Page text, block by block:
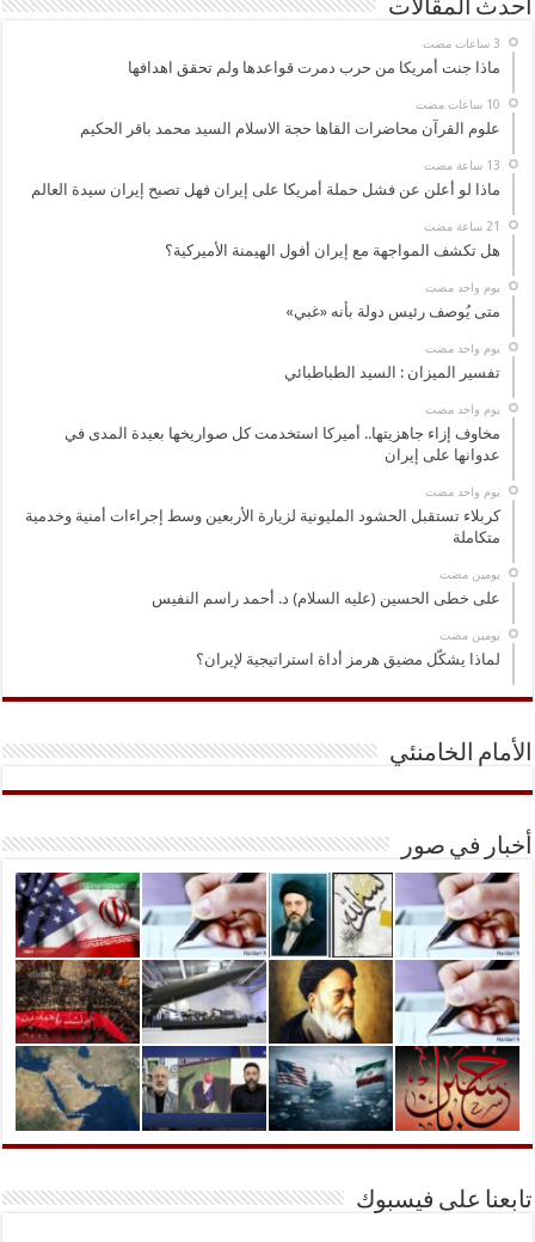
أحدث المقالات
ماذا جنت أمريكا من حرب دمرت قواعدها ولم تحقق اهدافها
علوم القرآن محاضرات القاها حجة الاسلام السيد محمد باقر الحكيم
ماذا لو أعلن عن فشل حملة أمريكا على إيران فهل تصبح إيران سيدة العالم
هل تكشف المواجهة مع إيران أفول الهيمنة الأميركية؟
‏يوم واحد مضت
متى يُوصف رئيس دولة بأنه «غبي»
‏يوم واحد مضت
تفسير الميزان : السيد الطباطبائي
‏يوم واحد مضت
مخاوف إزاء جاهزيتها.. أميركا استخدمت كل صواريخها بعيدة المدى في
عدوانها على إيران
‏يوم واحد مضت
كربلاء تستقبل الحشود المليونية لزيارة الأربعين وسط إجراءات أمنية وخدمية
متكاملة
‏يومين مضت
على خطى الحسين (عليه السلام) د. أحمد راسم النفيس
‏يومين مضت
لماذا يشكّل مضيق هرمز أداة استراتيجية لإيران؟
الأمام الخامنئي
أخبار في صور
تابعنا على فيسبوك